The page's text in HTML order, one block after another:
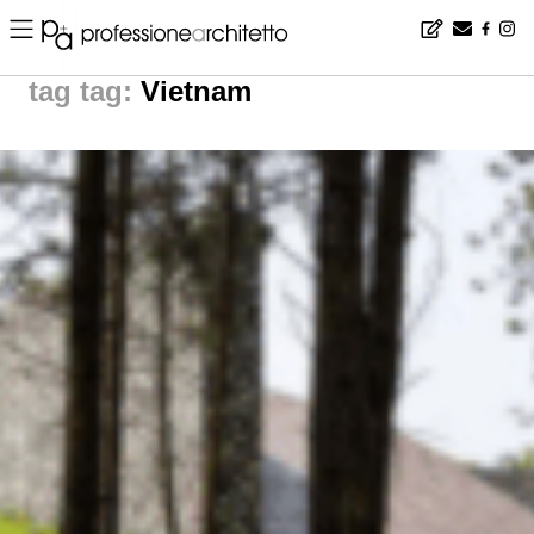
Home ▪ news ▪ tag: Vietnam | noticias arquitectura
tag: Vietnam